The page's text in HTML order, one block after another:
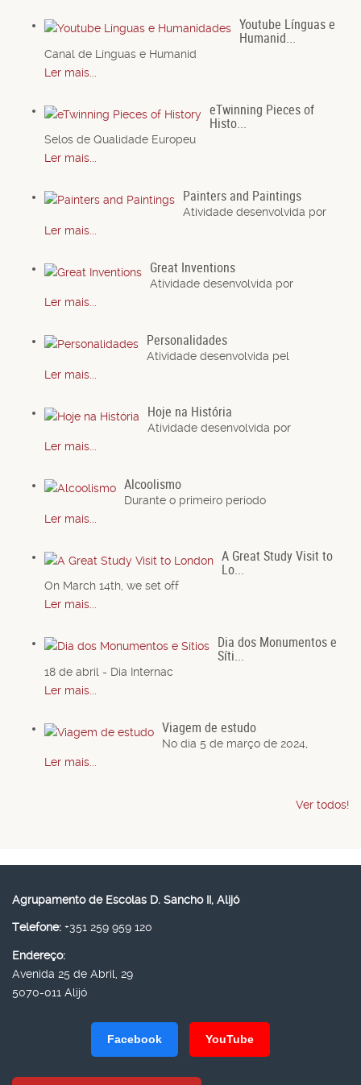
Youtube Línguas e
Humanid...
Canal de Línguas e Humanid
Ler mais...
eTwinning Pieces of
Histo...
Selos de Qualidade Europeu
Ler mais...
Painters and Paintings
Atividade desenvolvida por
Ler mais...
Great Inventions
Atividade desenvolvida por
Ler mais...
Personalidades
Atividade desenvolvida pel
Ler mais...
Hoje na História
Atividade desenvolvida por
Ler mais...
Alcoolismo
Durante o primeiro período
Ler mais...
A Great Study Visit to
Lo...
On March 14th, we set off
Ler mais...
Dia dos Monumentos e
Síti...
18 de abril - Dia Internac
Ler mais...
Viagem de estudo
No dia 5 de março de 2024,
Ler mais...
Ver todos!
Agrupamento de Escolas D. Sancho II, Alijó
Telefone: +351 259 959 120
Endereço:
Avenida 25 de Abril, 29
5070-011 Alijó
Facebook YouTube